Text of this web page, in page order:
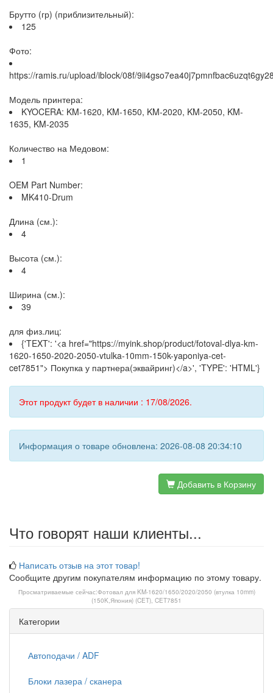
Брутто (гр) (приблизительный):
125
Фото:
https://ramis.ru/upload/iblock/08f/
Модель принтера:
KYOCERA: KM-1620, KM-1650, KM-2020, KM-2050, KM-
1635, KM-2035
Количество на Медовом:
1
OEM Part Number:
MK410-Drum
Длина (см.):
4
Высота (см.):
4
Ширина (см.):
39
для физ.лиц:
{'TEXT': '<a href="https://myink.shop/product/fotoval-dlya-km-
1620-1650-2020-2050-vtulka-10mm-150k-yaponiya-cet-
cet7851"> Покупка у партнера(эквайринг)</a>', 'TYPE': 'HTML'}
Этот продукт будет в наличии : 17/08/2026.
Информация о товаре обновлена: 2026-08-08 20:34:10
Добавить в Корзину
Что говорят наши клиенты...
Написать отзыв на этот товар!
Сообщите другим покупателям информацию по этому товару.
Просматриваемые сейчас:Фотовал для KM-1620/1650/2020/2050 (втулка 10mm)
(150K,Япония) (CET), CET7851
Категории
Автоподачи / ADF
Блоки лазера / сканера